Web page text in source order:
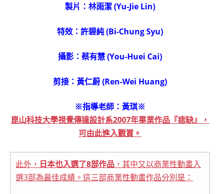
製片：林雨潔 (Yu-Jie Lin)
特效：許碧純 (Bi-Chung Syu)
攝影：蔡有慧 (You-Huei Cai)
剪接：黃仁蔚 (Ren-Wei Huang)
※指導老師：黃琪※
崑山科技大學視覺傳達設計系2007年畢業作品『痣缺』，
可由此進入觀賞。
此外， 日本也入選了8部作品 ，其中又以商業性動畫入
選3部為最佳成績。這三部商業性動畫作品分別是：